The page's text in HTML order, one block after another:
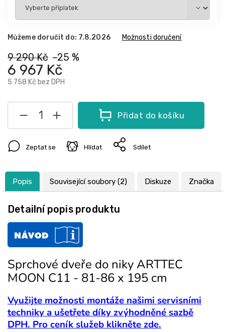
9 290 Kč –25 %
6 967 Kč
5 758 Kč bez DPH
Můžeme doručit do: 7.8.2026 Možnosti doručení
Přidat do košíku
Zeptat se Hlídat Sdílet
Popis Související soubory (2) Diskuze Značka
Detailní popis produktu
Sprchové dveře do niky ARTTEC
MOON C11 - 81-86 x 195 cm
Využijte možnosti montáže našimi servisními
techniky a ušetřete díky zvýhodněné sazbě
DPH. Pro ceník služeb klikněte zde.